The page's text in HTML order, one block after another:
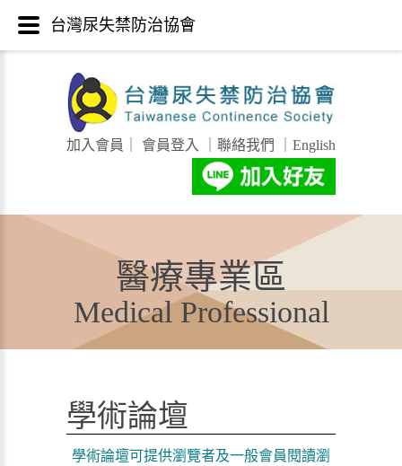
加入會員 會員登入 聯絡我們 English
醫療專業區
Medical Professional
學術論壇
學術論壇可提供瀏覽者及一般會員閱讀瀏
台灣尿失禁防治協會